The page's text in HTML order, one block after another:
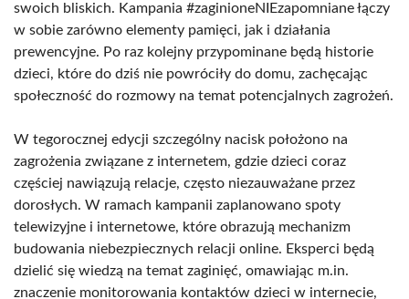
swoich bliskich. Kampania #zaginioneNIEzapomniane łączy
w sobie zarówno elementy pamięci, jak i działania
prewencyjne. Po raz kolejny przypominane będą historie
dzieci, które do dziś nie powróciły do domu, zachęcając
społeczność do rozmowy na temat potencjalnych zagrożeń.
W tegorocznej edycji szczególny nacisk położono na
zagrożenia związane z internetem, gdzie dzieci coraz
częściej nawiązują relacje, często niezauważane przez
dorosłych. W ramach kampanii zaplanowano spoty
telewizyjne i internetowe, które obrazują mechanizm
budowania niebezpiecznych relacji online. Eksperci będą
dzielić się wiedzą na temat zaginięć, omawiając m.in.
znaczenie monitorowania kontaktów dzieci w internecie,